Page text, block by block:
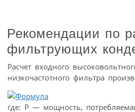
Рекомендации по
фильтрующих
Расчет входного
низкочастотного фильтра
где: Р — мощность,